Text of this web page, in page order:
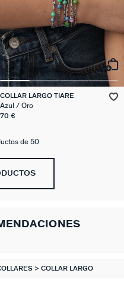
COLLAR LARGO TIARE
Azul / Oro
70 €
de 50
COLLAR LARGO